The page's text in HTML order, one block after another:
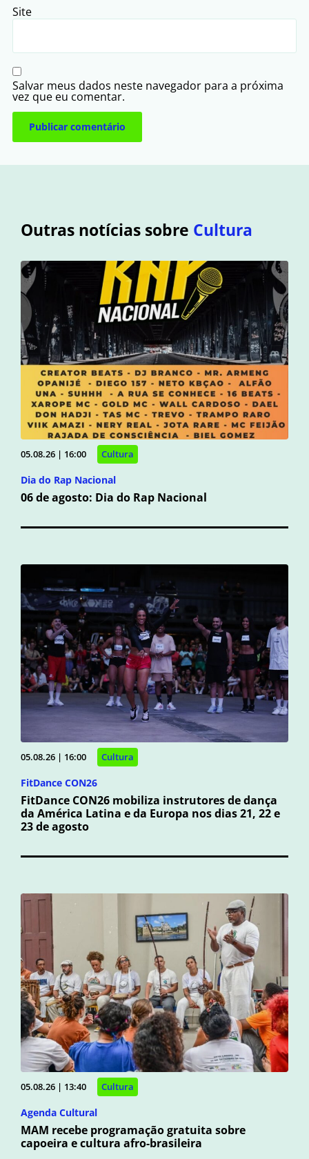
Site
Salvar meus dados neste navegador para a próxima
vez que eu comentar.
Outras notícias sobre Cultura
05.08.26 | 16:00 Cultura
Dia do Rap Nacional
06 de agosto: Dia do Rap Nacional
05.08.26 | 16:00 Cultura
FitDance CON26
FitDance CON26 mobiliza instrutores de dança
da América Latina e da Europa nos dias 21, 22 e
23 de agosto
05.08.26 | 13:40 Cultura
Agenda Cultural
MAM recebe programação gratuita sobre
capoeira e cultura afro-brasileira